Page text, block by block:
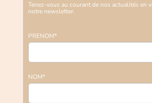
Tenez-vous au courant de nos actualités en
notre newsletter.
PRENOM*
NOM*